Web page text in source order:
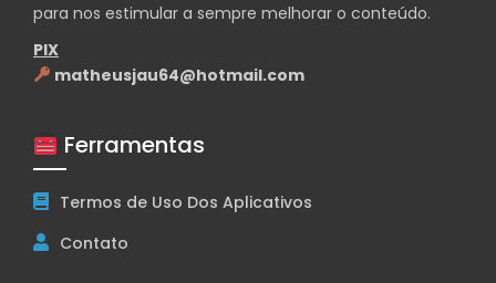
para nos estimular a sempre melhorar o conteúdo.
PIX
matheusjau64@hotmail.com
Ferramentas
Termos de Uso Dos Aplicativos
Contato